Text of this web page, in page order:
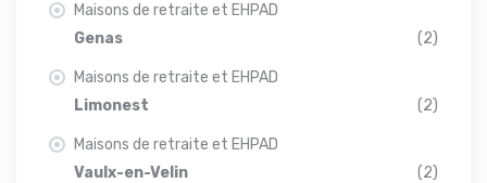
Maisons de retraite et EHPAD
Genas
(2)
Maisons de retraite et EHPAD
Limonest
(2)
Maisons de retraite et EHPAD
Vaulx-en-Velin
(2)